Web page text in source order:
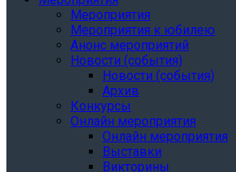
Мероприятия
Мероприятия к юбилею
Анонс мероприятий
Новости (события)
Новости (события)
Архив
Конкурсы
Онлайн мероприятия
Онлайн мероприятия
Выставки
Викторины